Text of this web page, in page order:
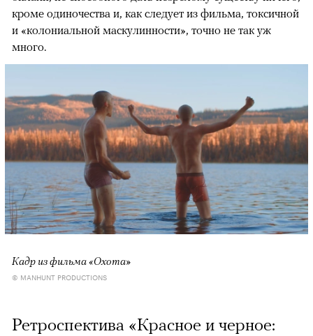
кроме одиночества и, как следует из фильма, токсичной
и «колониальной маскулинности», точно не так уж
много.
Кадр из фильма «Охота»
© MANHUNT PRODUCTIONS
Ретроспектива «Красное и черное: